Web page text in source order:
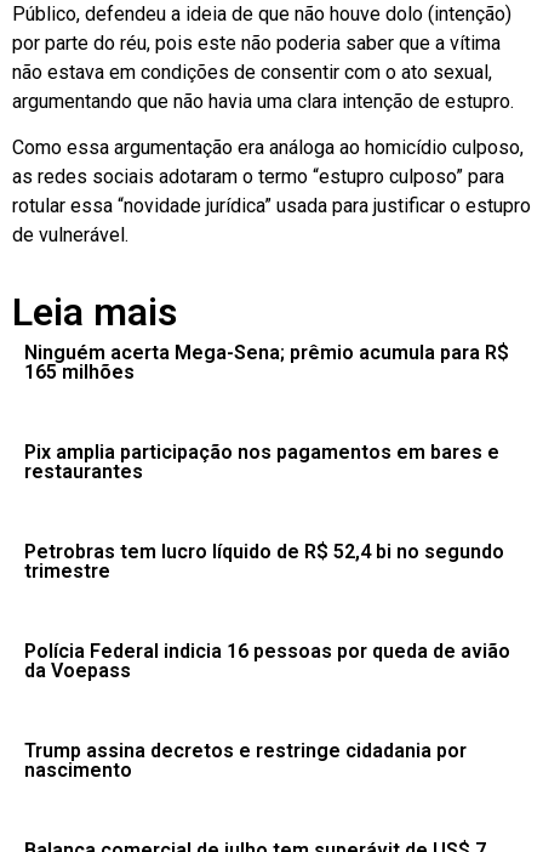
Público, defendeu a ideia de que não houve dolo (intenção)
por parte do réu, pois este não poderia saber que a vítima
não estava em condições de consentir com o ato sexual,
argumentando que não havia uma clara intenção de estupro.
Como essa argumentação era análoga ao homicídio culposo,
as redes sociais adotaram o termo “estupro culposo” para
rotular essa “novidade jurídica” usada para justificar o estupro
de vulnerável.
Leia mais
Ninguém acerta Mega-Sena; prêmio acumula para R$
165 milhões
Pix amplia participação nos pagamentos em bares e
restaurantes
Petrobras tem lucro líquido de R$ 52,4 bi no segundo
trimestre
Polícia Federal indicia 16 pessoas por queda de avião
da Voepass
Trump assina decretos e restringe cidadania por
nascimento